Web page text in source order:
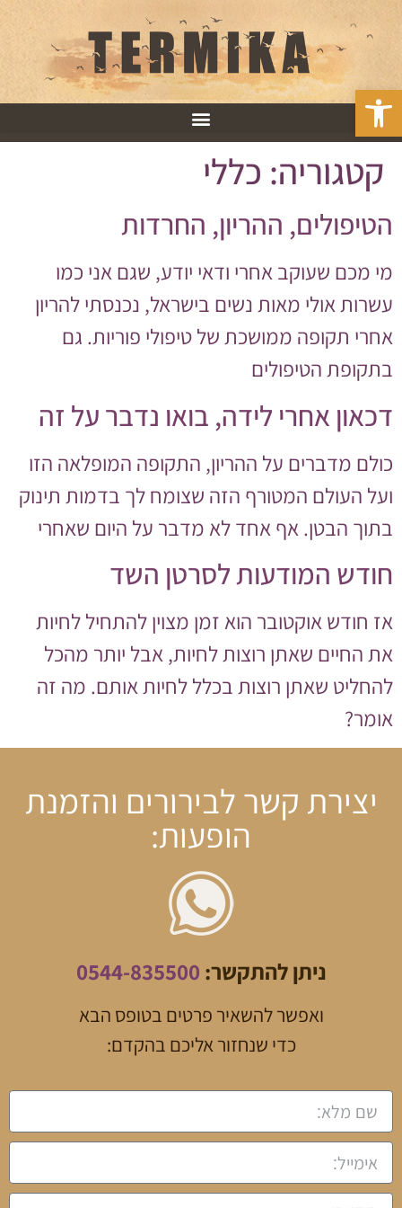
פתח סרגל נגישות
קטגוריה: כללי
הטיפולים, ההריון, החרדות
מי מכם שעוקב אחרי ודאי יודע, שגם אני כמו
עשרות אולי מאות נשים בישראל, נכנסתי להריון
אחרי תקופה ממושכת של טיפולי פוריות. גם
בתקופת הטיפולים
דכאון אחרי לידה, בואו נדבר על זה
כולם מדברים על ההריון, התקופה המופלאה הזו
ועל העולם המטורף הזה שצומח לך בדמות תינוק
בתוך הבטן. אף אחד לא מדבר על היום שאחרי
חודש המודעות לסרטן השד
אז חודש אוקטובר הוא זמן מצוין להתחיל לחיות
את החיים שאתן רוצות לחיות, אבל יותר מהכל
להחליט שאתן רוצות בכלל לחיות אותם. מה זה
אומר?
יצירת קשר לבירורים והזמנת
הופעות:
ניתן להתקשר: 0544-835500
ואפשר להשאיר פרטים בטופס הבא
כדי שנחזור אליכם בהקדם: